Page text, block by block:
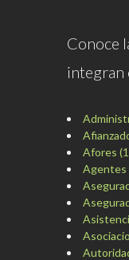
Conoce
integran
Afores
Agentes